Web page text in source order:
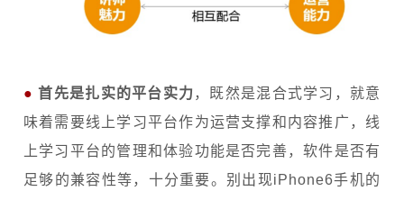
● 首先是扎实的平台实力 ，既然是混合式学习，就意
味着需要线上学习平台作为运营支撑和内容推广，线
上学习平台的管理和体验功能是否完善，软件是否有
足够的兼容性等，十分重要。别出现iPhone6手机的